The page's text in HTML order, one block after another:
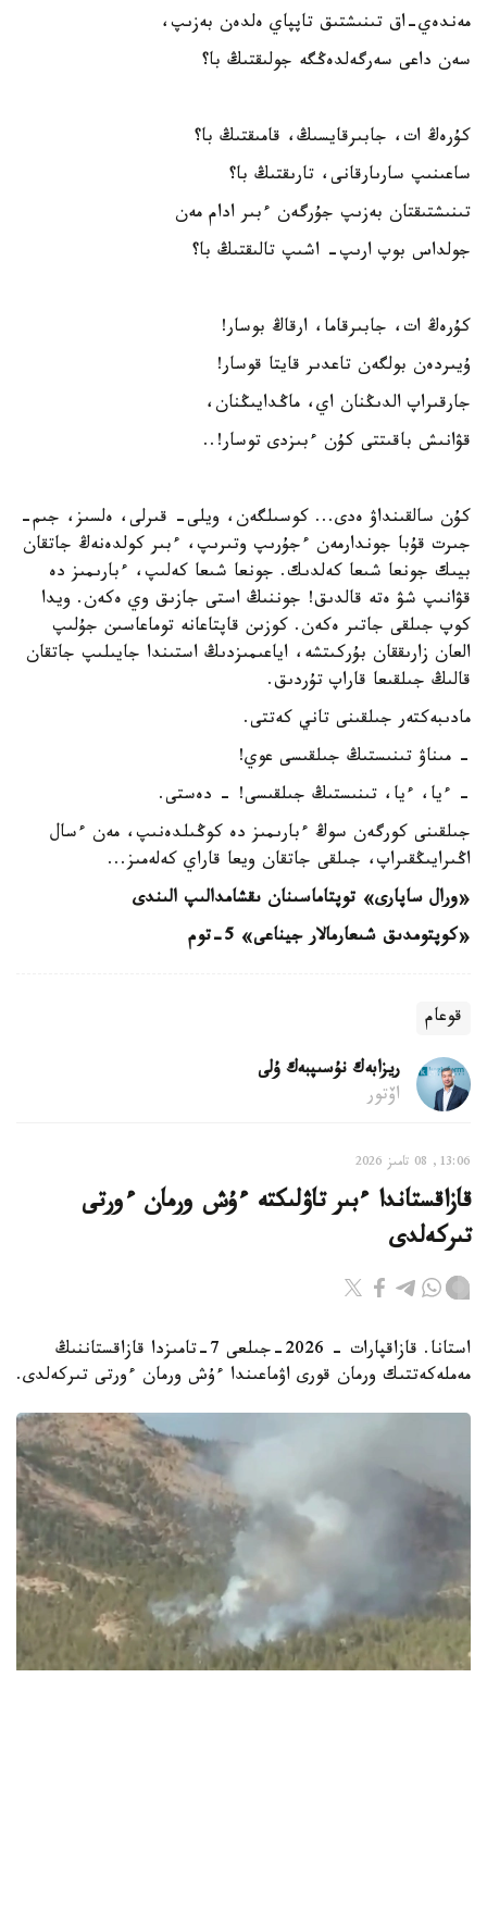
مەندەي-اق تىنىشتىق تاپپاي ەلدەن بەزىپ،
سەن داعى سەرگەلدەڭگە جولىقتىڭ با؟
كۇرەڭ ات، جابىرقايسىڭ، قامىقتىڭ با؟
ساعىنىپ سارىارقانى، تارىقتىڭ با؟
تىنىشتىقتان بەزىپ جۇرگەن ءبىر ادام مەن
جولداس بوپ ارىپ- اشىپ تالىقتىڭ با؟
كۇرەڭ ات، جابىرقاما، ارقاڭ بوسار!
ۇيىردەن بولگەن تاعدىر قايتا قوسار!
جارقىراپ الدىڭنان اي، ماڭدايىڭنان،
قۋانىش باقىتتى كۇن ءبىزدى توسار!..
كۇن سالقىنداۋ ەدى... كوسىلگەن، ويلى- قىرلى، ەلسىز، جىم-
جىرت قۇبا جوندارمەن ءجۇرىپ وتىرىپ، ءبىر كولدەنەڭ جاتقان
بيىك جونعا شىعا كەلدىك. جونعا شىعا كەلىپ، ءبارىمىز دە
قۋانىپ شۋ ەتە قالدىق! جوننىڭ استى جازىق وي ەكەن. ويدا
كوپ جىلقى جاتىر ەكەن. كوزىن قاپتاعانە توماعاسىن جۇلىپ
العان زارىققان بۇركىتشە، اياعىمىزدىڭ استىندا جايىلىپ جاتقان
قالىڭ جىلقىعا قاراپ تۇردىق.
مادىبەكتەر جىلقىنى تاني كەتتى.
- مىناۋ تىنىستىڭ جىلقىسى عوي!
- ءيا، ءيا، تىنىستىڭ جىلقىسى! - دەستى.
جىلقىنى كورگەن سوڭ ءبارىمىز دە كوڭىلدەنىپ، مەن ءسال
اڭىرايىڭقىراپ، جىلقى جاتقان ويعا قاراي كەلەمىز...
«ورال ساپارى» توپتاماسىنان ىقشامدالىپ الىندى
«كوپتومدىق شىعارمالار جيناعى» 5-توم
قوعام
ريزابەك نۇسىپبەك ۇلى
اۆتور
13:06, 08 تامىز 2026
قازاقستاندا ءبىر تاۋلىكتە ءۇش ورمان ءورتى
تىركەلدى
استانا. قازاقپارات - 2026-جىلعى 7-تامىزدا قازاقستاننىڭ
مەملەكەتتىك ورمان قورى اۋماعىندا ءۇش ورمان ءورتى تىركەلدى.